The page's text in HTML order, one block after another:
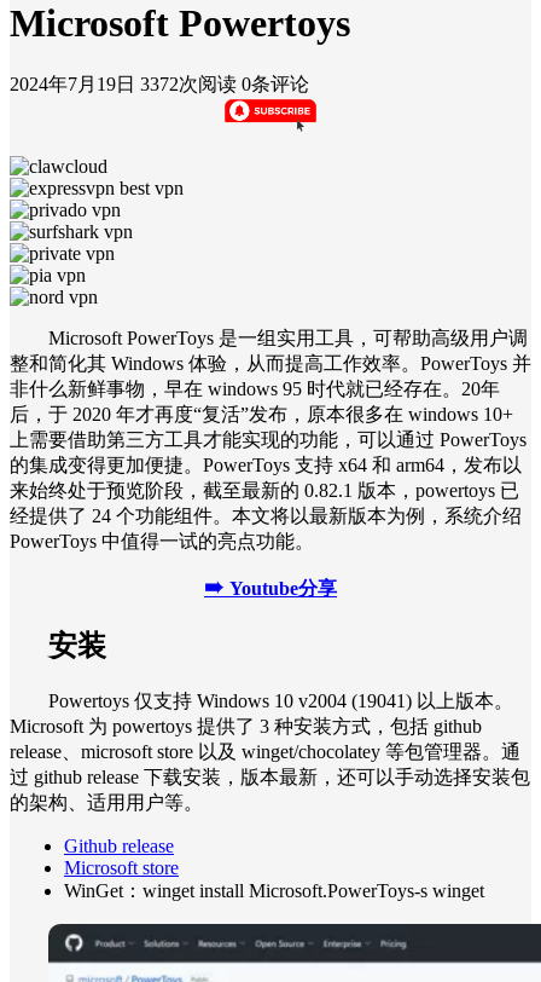
Microsoft Powertoys
2024年7月19日 3372次阅读 0条评论
Microsoft PowerToys 是一组实用工具，可帮助高级用户调
整和简化其 Windows 体验，从而提高工作效率。PowerToys 并
非什么新鲜事物，早在 windows 95 时代就已经存在。20年
后，于 2020 年才再度“复活”发布，原本很多在 windows 10+
上需要借助第三方工具才能实现的功能，可以通过 PowerToys
的集成变得更加便捷。PowerToys 支持 x64 和 arm64，发布以
来始终处于预览阶段，截至最新的 0.82.1 版本，powertoys 已
经提供了 24 个功能组件。本文将以最新版本为例，系统介绍
PowerToys 中值得一试的亮点功能。
➠ Youtube分享
安装
Powertoys 仅支持 Windows 10 v2004 (19041) 以上版本。
Microsoft 为 powertoys 提供了 3 种安装方式，包括 github
release、microsoft store 以及 winget/chocolatey 等包管理器。通
过 github release 下载安装，版本最新，还可以手动选择安装包
的架构、适用用户等。
Github release
Microsoft store
WinGet：winget install Microsoft.PowerToys-s winget